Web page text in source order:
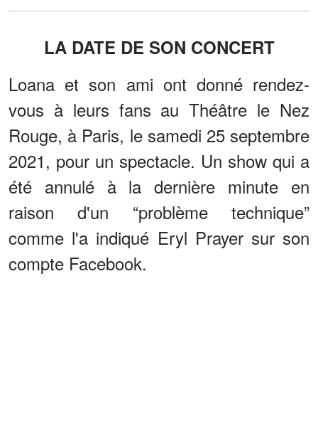
LA DATE DE SON CONCERT
Loana et son ami ont donné rendez-
vous à leurs fans au Théâtre le Nez
Rouge, à Paris, le samedi 25 septembre
2021, pour un spectacle. Un show qui a
été annulé à la dernière minute en
raison d'un “problème technique”
comme l'a indiqué Eryl Prayer sur son
compte Facebook.